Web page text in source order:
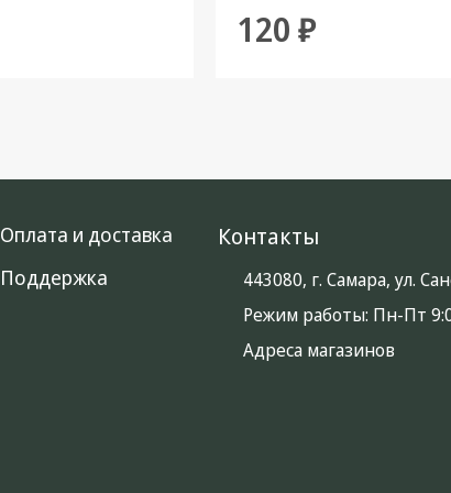
120 ₽
Оплата и доставка
Поддержка
Контакты
443080, г. Самара, ул.
Режим работы: Пн-Пт
Адреса магазинов